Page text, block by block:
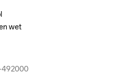
wet
492000
wet
492000